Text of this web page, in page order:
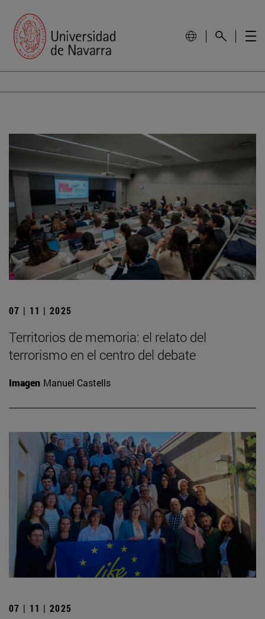
07 | 11 | 2025
Territorios de memoria: el relato del
terrorismo en el centro del debate
Imagen Manuel Castells
07 | 11 | 2025